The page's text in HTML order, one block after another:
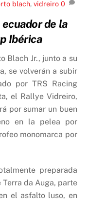
blach,vidreiro 0
de la
Ibérica
Blach Jr., junto a su
se volverán a subir
por TRS Racing
el Rallye Vidreiro,
por sumar un buen
en la pelea por
monomarca por
preparada
da Auga, parte
el asfalto luso, en